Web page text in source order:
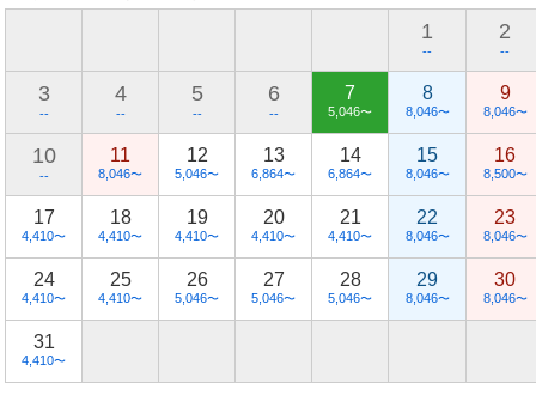
1
--
2
--
3
--
4
--
5
--
6
--
7
5,046〜
8
8,046〜
9
8,046〜
10
--
11
8,046〜
12
5,046〜
13
6,864〜
14
6,864〜
15
8,046〜
16
8,500〜
17
4,410〜
18
4,410〜
19
4,410〜
20
4,410〜
21
4,410〜
22
8,046〜
23
8,046〜
24
4,410〜
25
4,410〜
26
5,046〜
27
5,046〜
28
5,046〜
29
8,046〜
30
8,046〜
31
4,410〜